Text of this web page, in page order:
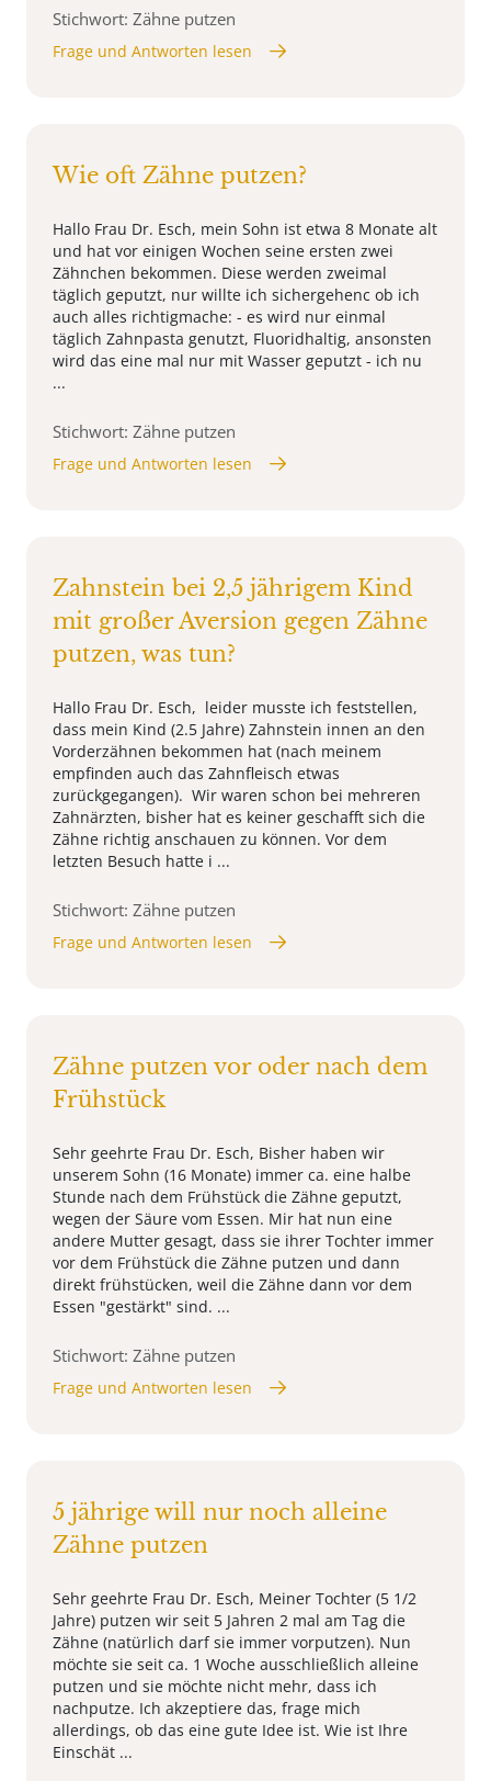
Stichwort: Zähne putzen
Frage und Antworten lesen
Wie oft Zähne putzen?
Hallo Frau Dr. Esch, mein Sohn ist etwa 8 Monate alt
und hat vor einigen Wochen seine ersten zwei
Zähnchen bekommen. Diese werden zweimal
täglich geputzt, nur willte ich sichergehenc ob ich
auch alles richtigmache: - es wird nur einmal
täglich Zahnpasta genutzt, Fluoridhaltig, ansonsten
wird das eine mal nur mit Wasser geputzt - ich nu
...
Stichwort: Zähne putzen
Frage und Antworten lesen
Zahnstein bei 2,5 jährigem Kind
mit großer Aversion gegen Zähne
putzen, was tun?
Hallo Frau Dr. Esch, leider musste ich feststellen,
dass mein Kind (2.5 Jahre) Zahnstein innen an den
Vorderzähnen bekommen hat (nach meinem
empfinden auch das Zahnfleisch etwas
zurückgegangen). Wir waren schon bei mehreren
Zahnärzten, bisher hat es keiner geschafft sich die
Zähne richtig anschauen zu können. Vor dem
letzten Besuch hatte i ...
Stichwort: Zähne putzen
Frage und Antworten lesen
Zähne putzen vor oder nach dem
Frühstück
Sehr geehrte Frau Dr. Esch, Bisher haben wir
unserem Sohn (16 Monate) immer ca. eine halbe
Stunde nach dem Frühstück die Zähne geputzt,
wegen der Säure vom Essen. Mir hat nun eine
andere Mutter gesagt, dass sie ihrer Tochter immer
vor dem Frühstück die Zähne putzen und dann
direkt frühstücken, weil die Zähne dann vor dem
Essen "gestärkt" sind. ...
Stichwort: Zähne putzen
Frage und Antworten lesen
5 jährige will nur noch alleine
Zähne putzen
Sehr geehrte Frau Dr. Esch, Meiner Tochter (5 1/2
Jahre) putzen wir seit 5 Jahren 2 mal am Tag die
Zähne (natürlich darf sie immer vorputzen). Nun
möchte sie seit ca. 1 Woche ausschließlich alleine
putzen und sie möchte nicht mehr, dass ich
nachputze. Ich akzeptiere das, frage mich
allerdings, ob das eine gute Idee ist. Wie ist Ihre
Einschät ...